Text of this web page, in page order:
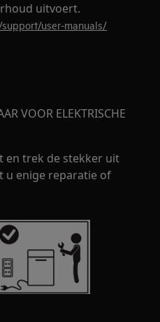
uitvoert.
user-manuals/
VOOR ELEKTRISCHE
en trek de stekker uit
u enige reparatie of